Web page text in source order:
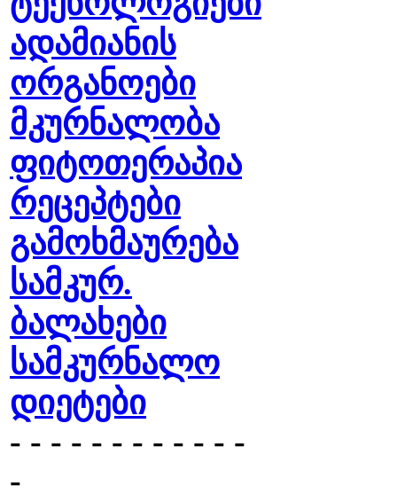
ადამიანის
ორგანოები
მკურნალობა
ფიტოთერაპია
რეცეპტები
გამოხმაურება
სამკურ.
ბალახები
სამკურნალო
დიეტები
- - - - - - - - - - - -
-